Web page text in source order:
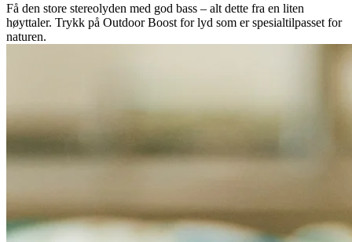
Få den store stereolyden med god bass – alt dette fra en liten
høyttaler. Trykk på Outdoor Boost for lyd som er spesialtilpasset for
naturen.